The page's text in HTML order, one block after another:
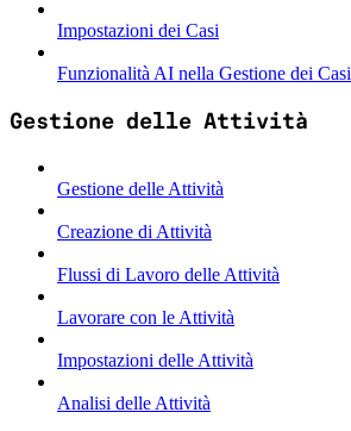
Impostazioni dei Casi
Funzionalità AI nella Gestione dei Casi
Gestione delle Attività
Gestione delle Attività
Creazione di Attività
Flussi di Lavoro delle Attività
Lavorare con le Attività
Impostazioni delle Attività
Analisi delle Attività